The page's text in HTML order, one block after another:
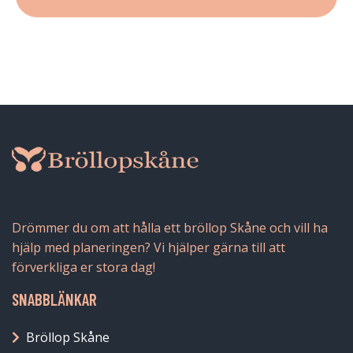
Drömmer du om att hålla ett bröllop Skåne och vill ha
hjälp med planeringen? Vi hjälper gärna till att
förverkliga er stora dag!
SNABBLÄNKAR
Bröllop Skåne